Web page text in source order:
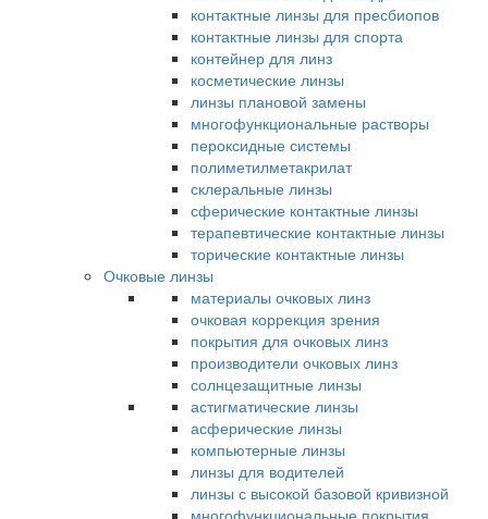
контактные линзы для пресбиопов
контактные линзы для спорта
контейнер для линз
косметические линзы
линзы плановой замены
многофункциональные растворы
пероксидные системы
полиметилметакрилат
склеральные линзы
сферические контактные линзы
терапевтические контактные линзы
торические контактные линзы
Очковые линзы
материалы очковых линз
очковая коррекция зрения
покрытия для очковых линз
производители очковых линз
солнцезащитные линзы
астигматические линзы
асферические линзы
компьютерные линзы
линзы для водителей
линзы с высокой базовой кривизной